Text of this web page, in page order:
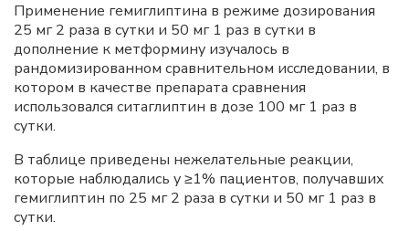
Применение гемиглиптина в режиме дозирования
25 мг 2 раза в сутки и 50 мг 1 раз в сутки в
дополнение к метформину изучалось в
рандомизированном сравнительном исследовании, в
котором в качестве препарата сравнения
использовался ситаглиптин в дозе 100 мг 1 раз в
сутки.
В таблице приведены нежелательные реакции,
которые наблюдались у ≥1% пациентов, получавших
гемиглиптин по 25 мг 2 раза в сутки и 50 мг 1 раз в
сутки.